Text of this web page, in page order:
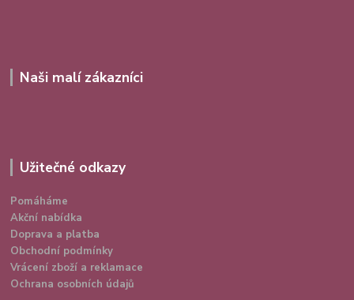
Naši malí zákazníci
Užitečné odkazy
Pomáháme
Akční nabídka
Doprava a platba
Obchodní podmínky
Vrácení zboží a reklamace
Ochrana osobních údajů